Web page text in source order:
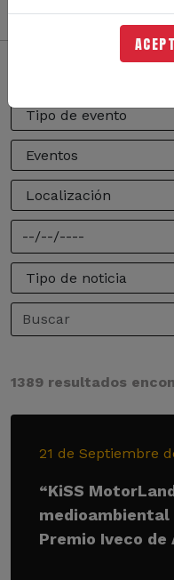
1389 resultados
21 de Septiembre
“KiSS
Premio Iveco de